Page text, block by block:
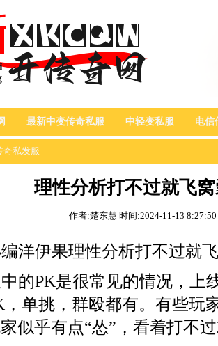
最新中变传奇私服 中轻变私服 电信
奇私发服
理性分析打不过就飞
作者:楚东慧 时间:2024-11-13 8:27:50
洋伊果理性分析打不过就
的PK是很常见的情况，上
，单挑，群殴都有。有些玩
似乎有点“怂”，看着打不